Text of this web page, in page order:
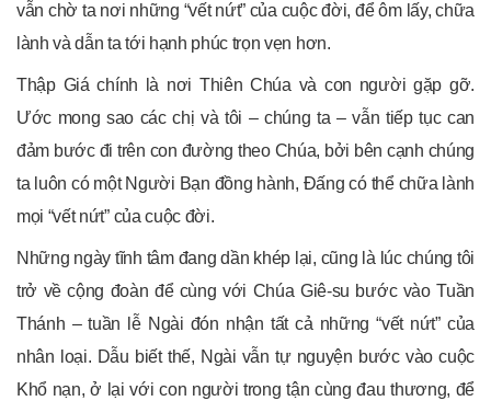
vẫn chờ ta nơi những “vết nứt” của cuộc đời, để ôm lấy, chữa
lành và dẫn ta tới hạnh phúc trọn vẹn hơn.
Thập Giá chính là nơi Thiên Chúa và con người gặp gỡ.
Ước mong sao các chị và tôi – chúng ta – vẫn tiếp tục can
đảm bước đi trên con đường theo Chúa, bởi bên cạnh chúng
ta luôn có một Người Bạn đồng hành, Đấng có thể chữa lành
mọi “vết nứt” của cuộc đời.
Những ngày tĩnh tâm đang dần khép lại, cũng là lúc chúng tôi
trở về cộng đoàn để cùng với Chúa Giê-su bước vào Tuần
Thánh – tuần lễ Ngài đón nhận tất cả những “vết nứt” của
nhân loại. Dẫu biết thế, Ngài vẫn tự nguyện bước vào cuộc
Khổ nạn, ở lại với con người trong tận cùng đau thương, để